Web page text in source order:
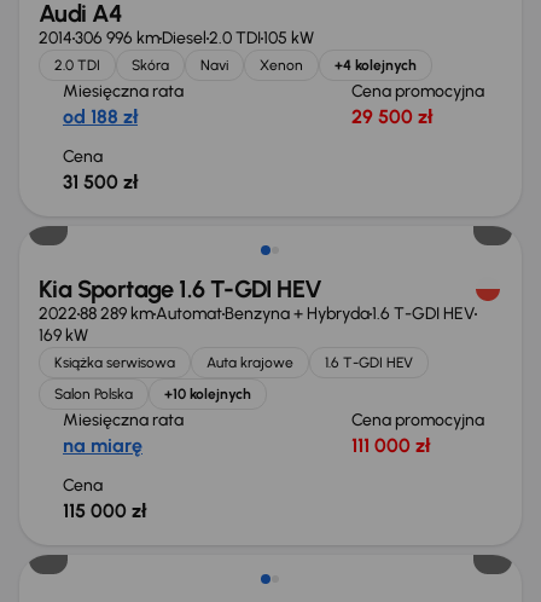
Audi A4
2014306 996 kmDiesel2.0 TDI105 kW
2.0 TDI Skóra Navi Xenon +4 kolejnych
Miesięczna rata
od 188 zł
Cena promocyjna
29 500 zł
Cena
31 500 zł
Możliwość odliczenia VAT
Kia Sportage 1.6 T-GDI HEV
202288 289 kmAutomatBenzyna + Hybryda1.6 T-GDI HEV
169 kW
Książka serwisowa Auta krajowe
1.6 T-GDI HEV
Salon Polska
+10 kolejnych
Miesięczna rata
na miarę
Cena promocyjna
111 000 zł
Cena
115 000 zł
Możliwość odliczenia VAT